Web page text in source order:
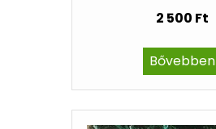
2 500 Ft
Bővebben